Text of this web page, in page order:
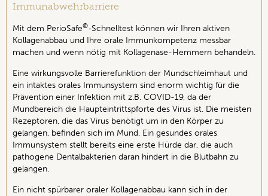
Immunabwehrbarriere
Mit dem PerioSafe®-Schnelltest können wir Ihren aktiven
Kollagenabbau und Ihre orale Immunkompetenz messbar
machen und wenn nötig mit Kollagenase-Hemmern behandeln.
Eine wirkungsvolle Barrierefunktion der Mundschleimhaut und
ein intaktes orales Immunsystem sind enorm wichtig für die
Prävention einer Infektion mit z.B. COVID-19, da der
Mundbereich die Haupteintrittspforte des Virus ist. Die meisten
Rezeptoren, die das Virus benötigt um in den Körper zu
gelangen, befinden sich im Mund. Ein gesundes orales
Immunsystem stellt bereits eine erste Hürde dar, die auch
pathogene Dentalbakterien daran hindert in die Blutbahn zu
gelangen.
Ein nicht spürbarer oraler Kollagenabbau kann sich in der